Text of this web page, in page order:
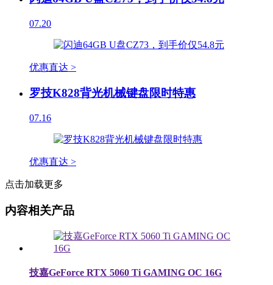
07.20
优惠直达 >
罗技K828背光机械键盘限时特惠
07.16
优惠直达 >
点击加载更多
内容相关产品
技嘉GeForce RTX 5060 Ti GAMING OC 16G